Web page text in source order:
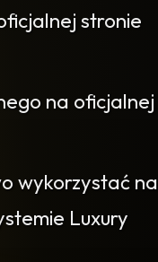
stronie
na oficjalnej
wykorzystać na
Luxury